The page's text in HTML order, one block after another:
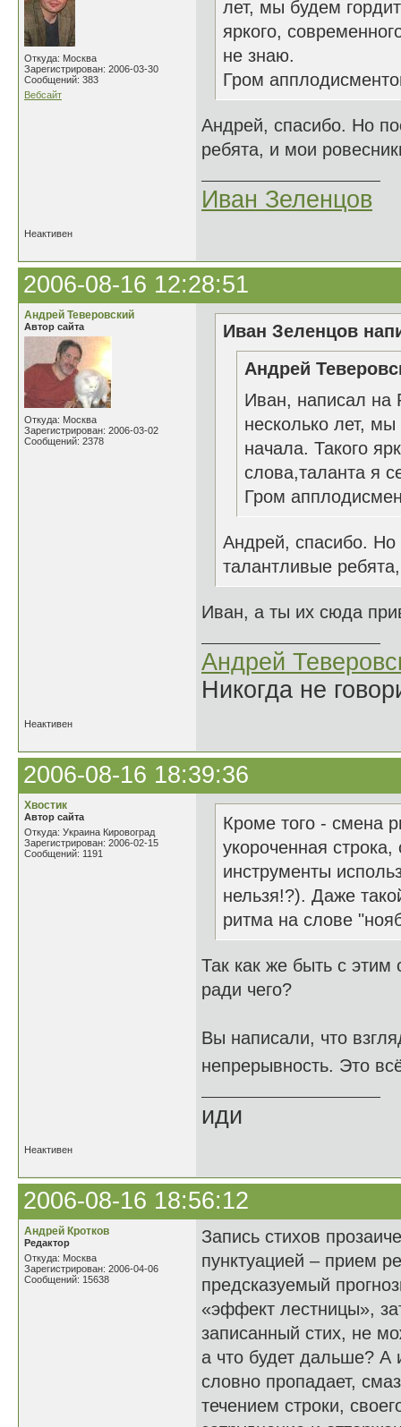
Откуда: Москва
Зарегистрирован: 2006-03-30
Сообщений: 383
Вебсайт
лет, мы будем
яркого,
не знаю.
Гром
Андрей, спасибо. Но
ребята, и мои
Иван Зеленцов
Неактивен
2006-08-16 12:28:51
Андрей Теверовский
Автор сайта
Откуда: Москва
Зарегистрирован: 2006-03-02
Сообщений: 2378
Иван Зеленцов
Андрей
Иван, написал на
несколько лет,
начала. Такого
слова,таланта я
Гром
Андрей, спасибо. Но
талантливые
Иван, а ты их сюда
Андрей
Никогда не
Неактивен
2006-08-16 18:39:36
Хвостик
Автор сайта
Откуда: Украина Кировоград
Зарегистрирован: 2006-02-15
Сообщений: 1191
Кроме того - смена
укороченная
инструменты
нельзя!?). Даже
ритма на слове
Так как же быть с
ради чего?
Вы написали, что
непрерывность. Это
иди
Неактивен
2006-08-16 18:56:12
Андрей Кротков
Редактор
Откуда: Москва
Зарегистрирован: 2006-04-06
Сообщений: 15638
Запись стихов
пунктуацией – прием
предсказуемый
«эффект лестницы»,
записанный стих, не
а что будет дальше? А
словно пропадает,
течением строки,